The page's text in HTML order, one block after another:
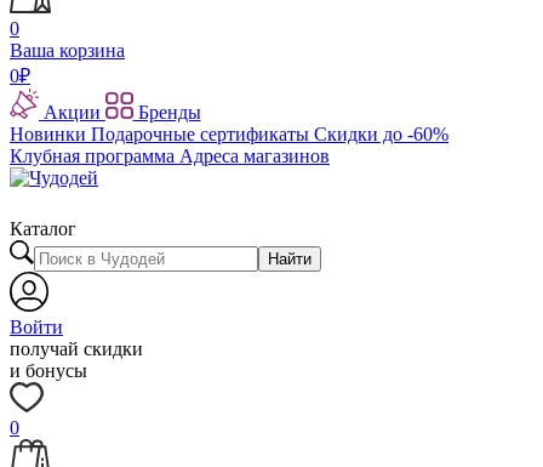
0
Ваша корзина
0₽
Акции
Бренды
Новинки Подарочные сертификаты Скидки до -60%
Клубная программа Адреса магазинов
Каталог
Найти
Войти
получай скидки
и бонусы
0